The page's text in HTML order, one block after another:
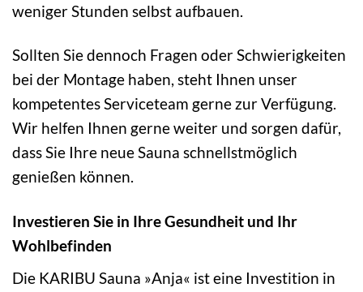
weniger Stunden selbst aufbauen.
Sollten Sie dennoch Fragen oder Schwierigkeiten
bei der Montage haben, steht Ihnen unser
kompetentes Serviceteam gerne zur Verfügung.
Wir helfen Ihnen gerne weiter und sorgen dafür,
dass Sie Ihre neue Sauna schnellstmöglich
genießen können.
Investieren Sie in Ihre Gesundheit und Ihr
Wohlbefinden
Die KARIBU Sauna »Anja« ist eine Investition in